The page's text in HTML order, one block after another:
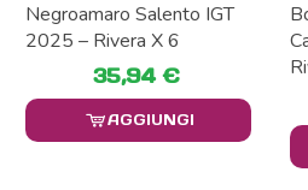
Negroamaro Salento IGT
2025 – Rivera X 6
35,94 €
AGGIUNGI